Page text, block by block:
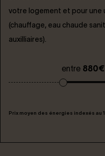
votre logement et pour une
(chauffage, eau chaude
auxilliaires).
entre 880€
Prix moyen des énergies indexés au 1